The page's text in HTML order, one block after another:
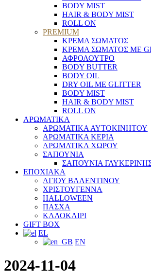
BODY MIST
HAIR & BODY MIST
ROLL ON
PREMIUM
ΚΡΕΜΑ ΣΩΜΑΤΟΣ
ΚΡΕΜΑ ΣΩΜΑΤΟΣ ΜΕ
ΑΦΡΟΛΟΥΤΡΟ
BODY BUTTER
BODY OIL
DRY OIL ΜΕ GLITTER
BODY MIST
HAIR & BODY MIST
ROLL ON
ΑΡΩΜΑΤΙΚΑ
ΑΡΩΜΑΤΙΚΑ ΑΥΤΟΚΙΝΗΤΟΥ
ΑΡΩΜΑΤΙΚΑ ΚΕΡΙΑ
ΑΡΩΜΑΤΙΚΑ ΧΩΡΟΥ
ΣΑΠΟΥΝΙΑ
ΣΑΠΟΥΝΙΑ
ΕΠΟΧΙΑΚΑ
ΑΓΙΟΥ ΒΑΛΕΝΤΙΝΟΥ
ΧΡΙΣΤΟΥΓΕΝΝΑ
HALLOWEEN
ΠΑΣΧΑ
ΚΑΛΟΚΑΙΡΙ
GIFT BOX
EL
EN
2024-11-04